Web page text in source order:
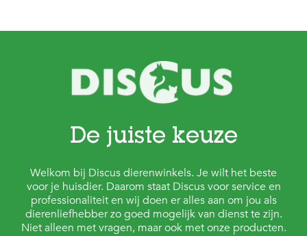
De juiste keuze
Welkom bij Discus dierenwinkels. Je wilt het beste
voor je huisdier. Daarom staat Discus voor service en
professionaliteit en wij doen er alles aan om jou als
dierenliefhebber zo goed mogelijk van dienst te zijn.
Niet alleen met vragen, maar ook met onze producten.